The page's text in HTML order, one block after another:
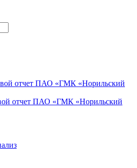
отчет ПАО «ГМК «Норильский
отчет ПАО «ГМК «Норильский